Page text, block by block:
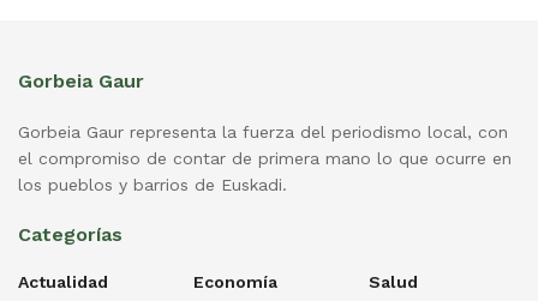
Gorbeia Gaur
Gorbeia Gaur representa la fuerza del periodismo local, con
el compromiso de contar de primera mano lo que ocurre en
los pueblos y barrios de Euskadi.
Categorías
Actualidad
Economía
Salud